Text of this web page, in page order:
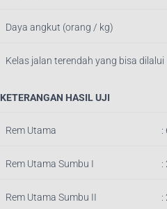
Daya angkut (orang / kg)
Kelas jalan terendah yang bisa dilalui
KETERANGAN HASIL UJI
Rem Utama :
Rem Utama Sumbu I :
Rem Utama Sumbu II :